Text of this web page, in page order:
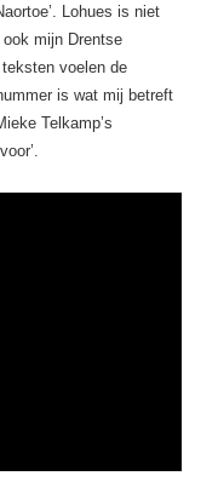
Lohues is niet
mijn Drentse
voelen de
is wat mij betreft
Telkamp’s